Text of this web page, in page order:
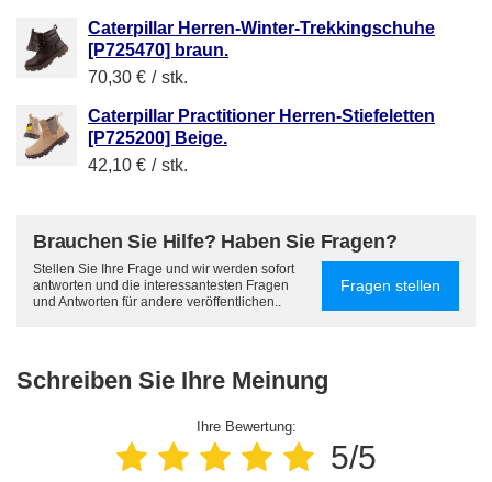
Caterpillar Herren-Winter-Trekkingschuhe
[P725470] braun.
70,30 € / stk.
Caterpillar Practitioner Herren-Stiefeletten
[P725200] Beige.
42,10 € / stk.
Brauchen Sie Hilfe? Haben Sie Fragen?
Stellen Sie Ihre Frage und wir werden sofort
antworten und die interessantesten Fragen
und Antworten für andere veröffentlichen..
Fragen stellen
Schreiben Sie Ihre Meinung
Ihre Bewertung:
5/5